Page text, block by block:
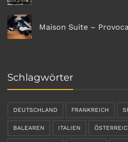
Maison Suite –
Schlagwörter
DEUTSCHLAND FRANKREICH
BALEAREN ITALIEN